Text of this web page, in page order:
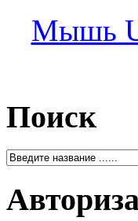
Мышь
Поиск